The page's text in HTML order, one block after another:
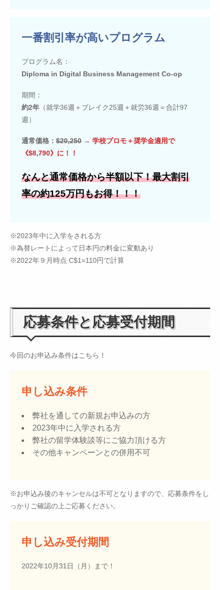
一番割引率が高いプログラム
プログラム名：
Diploma in Digital Business Management Co-op
期間：
約2年 （就学36週＋ブレイク25週＋就労36週＝合計97
週）
通常価格： $20,250 → 学校プロモ＋奨学金適用で
《$8,790》に！！
なんと通常価格から半額以下！最大割引
率の約125万円もお得！！！
※2023年中に入学をされる方
※為替レートによって日本円の料金に変動あり
※2022年９月時点 C$1=110円で計算
応募条件と応募受付期間
今回のお申込み条件はこちら！
申し込み条件
弊社を通しての新規お申込みの方
2023年中に入学される方
弊社の留学体験談等にご協力頂ける方
その他キャンペーンとの併用不可
※お申込み後のキャンセルは不可となりますので、応募条件をし
っかりご確認の上ご応募ください。
申し込み受付期間
2022年10月31日（月）まで！